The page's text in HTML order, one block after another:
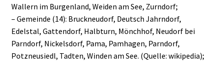
Wallern im Burgenland, Weiden am See, Zurndorf;
– Gemeinde (14): Bruckneudorf, Deutsch Jahrndorf,
Edelstal, Gattendorf, Halbturn, Mönchhof, Neudorf bei
Parndorf, Nickelsdorf, Pama, Pamhagen, Parndorf,
Potzneusiedl, Tadten, Winden am See. (Quelle: wikipedia);